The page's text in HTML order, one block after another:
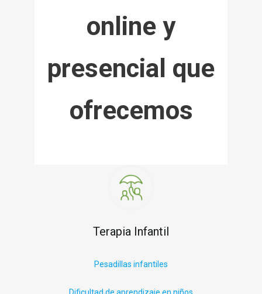
online y
presencial que
ofrecemos
Terapia Infantil
Pesadillas infantiles